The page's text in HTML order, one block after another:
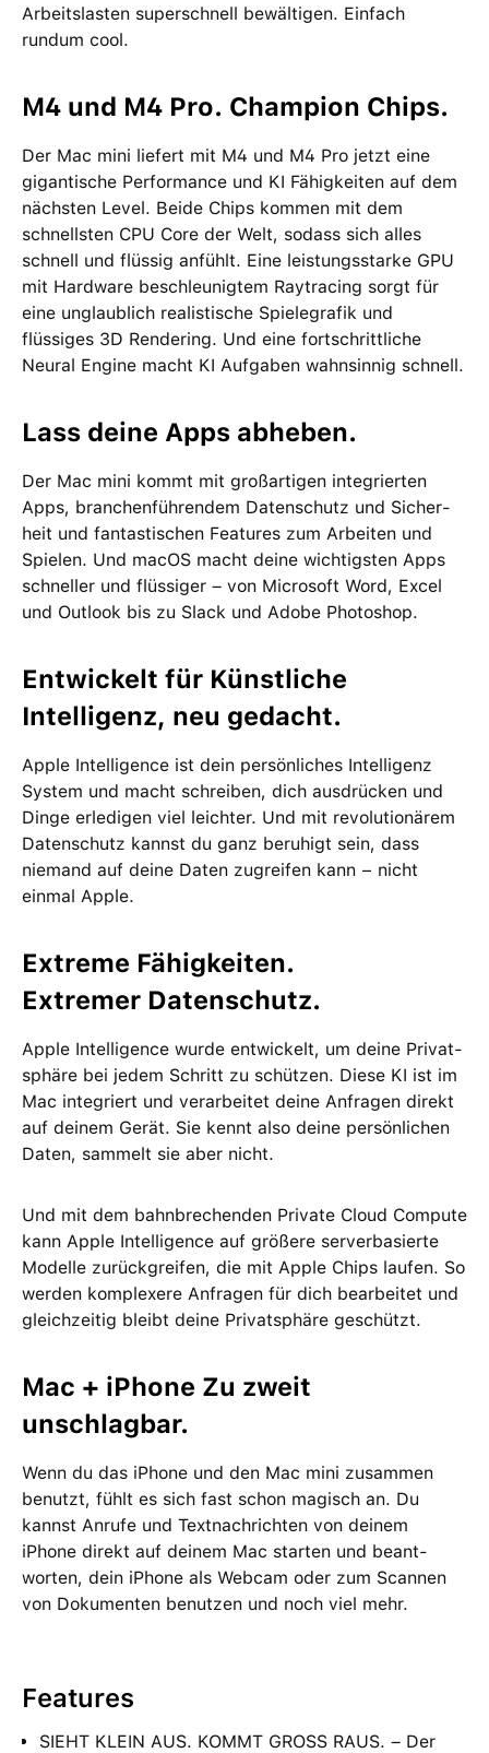
Arbeits­lasten super­schnell bewältigen. Einfach
rundum cool.
M4 und M4 Pro. Champion Chips.
Der Mac mini liefert mit M4 und M4 Pro jetzt eine
gigantische Performance und KI Fähigkeiten auf dem
nächsten Level. Beide Chips kommen mit dem
schnellsten CPU Core der Welt, sodass sich alles
schnell und flüssig anfühlt. Eine leistungsstarke GPU
mit Hardware beschleunigtem Raytracing sorgt für
eine unglaublich realistische Spiele­grafik und
flüssiges 3D Rendering. Und eine fortschrittliche
Neural Engine macht KI Aufgaben wahnsinnig schnell.
Lass deine Apps abheben.
Der Mac mini kommt mit groß­artigen inte­grierten
Apps, branchen­führendem Daten­schutz und Sicher­
heit und fan­tas­tischen Features zum Arbeiten und
Spielen. Und macOS macht deine wichtigsten Apps
schneller und flüssiger – von Microsoft Word, Excel
und Outlook bis zu Slack und Adobe Photoshop.
Entwickelt für Künstliche
Intelligenz, neu gedacht.
Apple Intelligence ist dein per­sön­liches Intelligenz
System und macht schreiben, dich ausdrücken und
Dinge erle­digen viel leichter. Und mit revolutio­närem
Daten­schutz kannst du ganz beruhigt sein, dass
niemand auf deine Daten zu­greifen kann − nicht
einmal Apple.
Extreme Fähig­keiten.
Extremer Daten­schutz.
Apple Intelligence wurde ent­wickelt, um deine Privat­
sphäre bei jedem Schritt zu schützen. Diese KI ist im
Mac integriert und ver­arbeitet deine Anfragen direkt
auf deinem Gerät. Sie kennt also deine persön­lichen
Daten, sammelt sie aber nicht.
Und mit dem bahn­brechenden Private Cloud Compute
kann Apple Intelligence auf größere server­basierte
Modelle zurückgreifen, die mit Apple Chips laufen. So
werden kom­plexere Anfragen für dich bear­beitet und
gleich­zeitig bleibt deine Privat­sphäre geschützt.
Mac + iPhone Zu zweit
unschlagbar.
Wenn du das iPhone und den Mac mini zu­sam­men
benutzt, fühlt es sich fast schon magisch an. Du
kannst Anrufe und Text­nach­richten von deinem
iPhone direkt auf deinem Mac starten und beant­
worten, dein iPhone als Webcam oder zum Scannen
von Doku­menten be­nutzen und noch viel mehr.
Features
SIEHT KLEIN AUS. KOMMT GROSS RAUS. – Der